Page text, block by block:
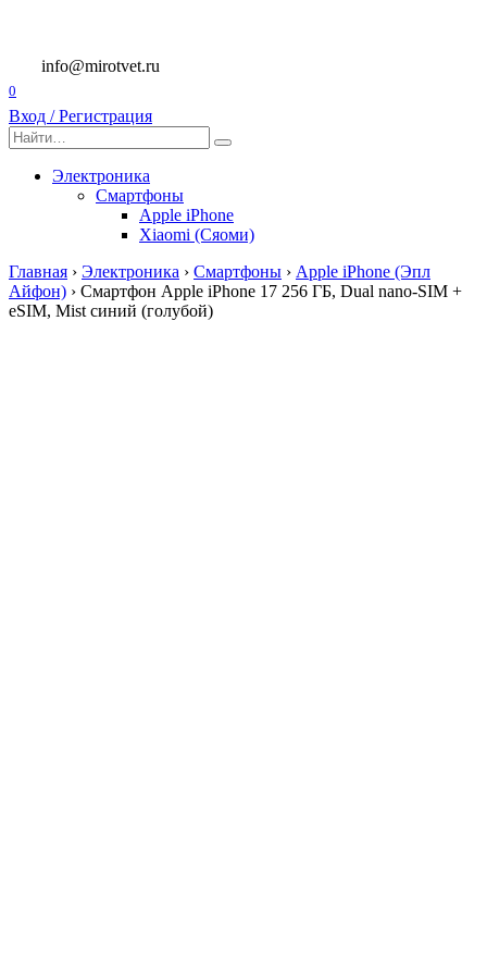
содержанию
info@mirotvet.ru
0
Вход / Регистрация
Search
for:
Электроника
Смартфоны
Apple iPhone
Xiaomi (Сяоми)
Главная › Электроника › Смартфоны › Apple iPhone (Эпл
Айфон) › Смартфон Apple iPhone 17 256 ГБ, Dual nano-SIM +
eSIM, Mist синий (голубой)